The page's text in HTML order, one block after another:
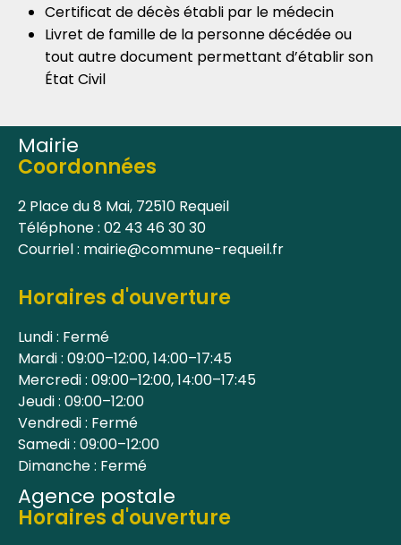
Certificat de décès établi par le médecin
Livret de famille de la personne décédée ou
tout autre document permettant d’établir son
État Civil
Mairie
Coordonnées
2 Place du 8 Mai, 72510 Requeil
Téléphone : 02 43 46 30 30
Courriel : mairie@commune-requeil.fr
Horaires d'ouverture
Lundi : Fermé
Mardi : 09:00–12:00, 14:00–17:45
Mercredi : 09:00–12:00, 14:00–17:45
Jeudi : 09:00–12:00
Vendredi : Fermé
Samedi : 09:00–12:00
Dimanche : Fermé
Agence postale
Horaires d'ouverture